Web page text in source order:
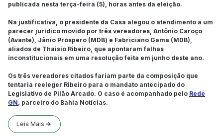
publicada nesta terça-feira (5), horas antes da eleição.
Na justificativa, o presidente da Casa alegou o atendimento a um
parecer jurídico movido por três vereadores, Antônio Caroço
(Avante), Jânio Próspero (MDB) e Fabriciano Gama (MDB),
aliados de Thaisio Ribeiro, que apontaram falhas
inconstitucionais em uma resolução feita em junho deste ano.
Os três vereadores citados fariam parte da composição que
tentaria reeleger Ribeiro para o mandato antecipado do
Legislativo de Pilão Arcado. O caso é acompanhado pelo Rede
GN, parceiro do Bahia Notícias.
Leia Mais